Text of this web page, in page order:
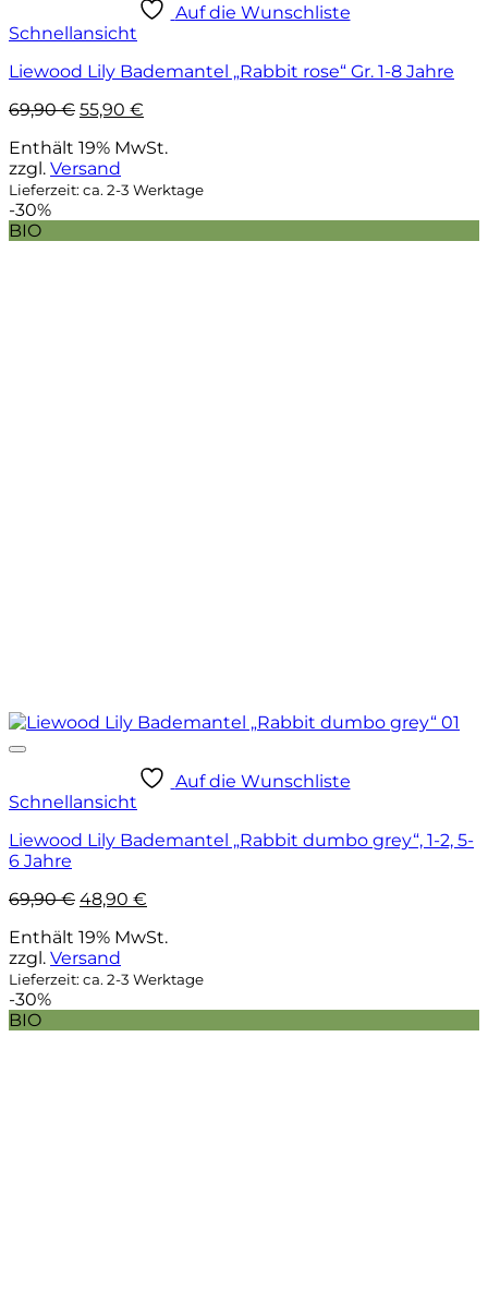
Auf die Wunschliste
Schnellansicht
Liewood Lily Bademantel „Rabbit rose“ Gr. 1-8 Jahre
69,90€ Ursprünglicher
war:
69,90 €
55,90 €
ist:
Enthält 19% MwSt.
zzgl. Versand
Lieferzeit: ca. 2-3 Werktage
-30%
BIO
Auf die Wunschliste
Schnellansicht
Liewood Lily Bademantel „Rabbit dumbo grey“, 1-2, 5-
6 Jahre
69,90€ Ursprünglicher
war:
69,90 €
48,90 €
ist:
Enthält 19% MwSt.
zzgl. Versand
Lieferzeit: ca. 2-3 Werktage
-30%
BIO